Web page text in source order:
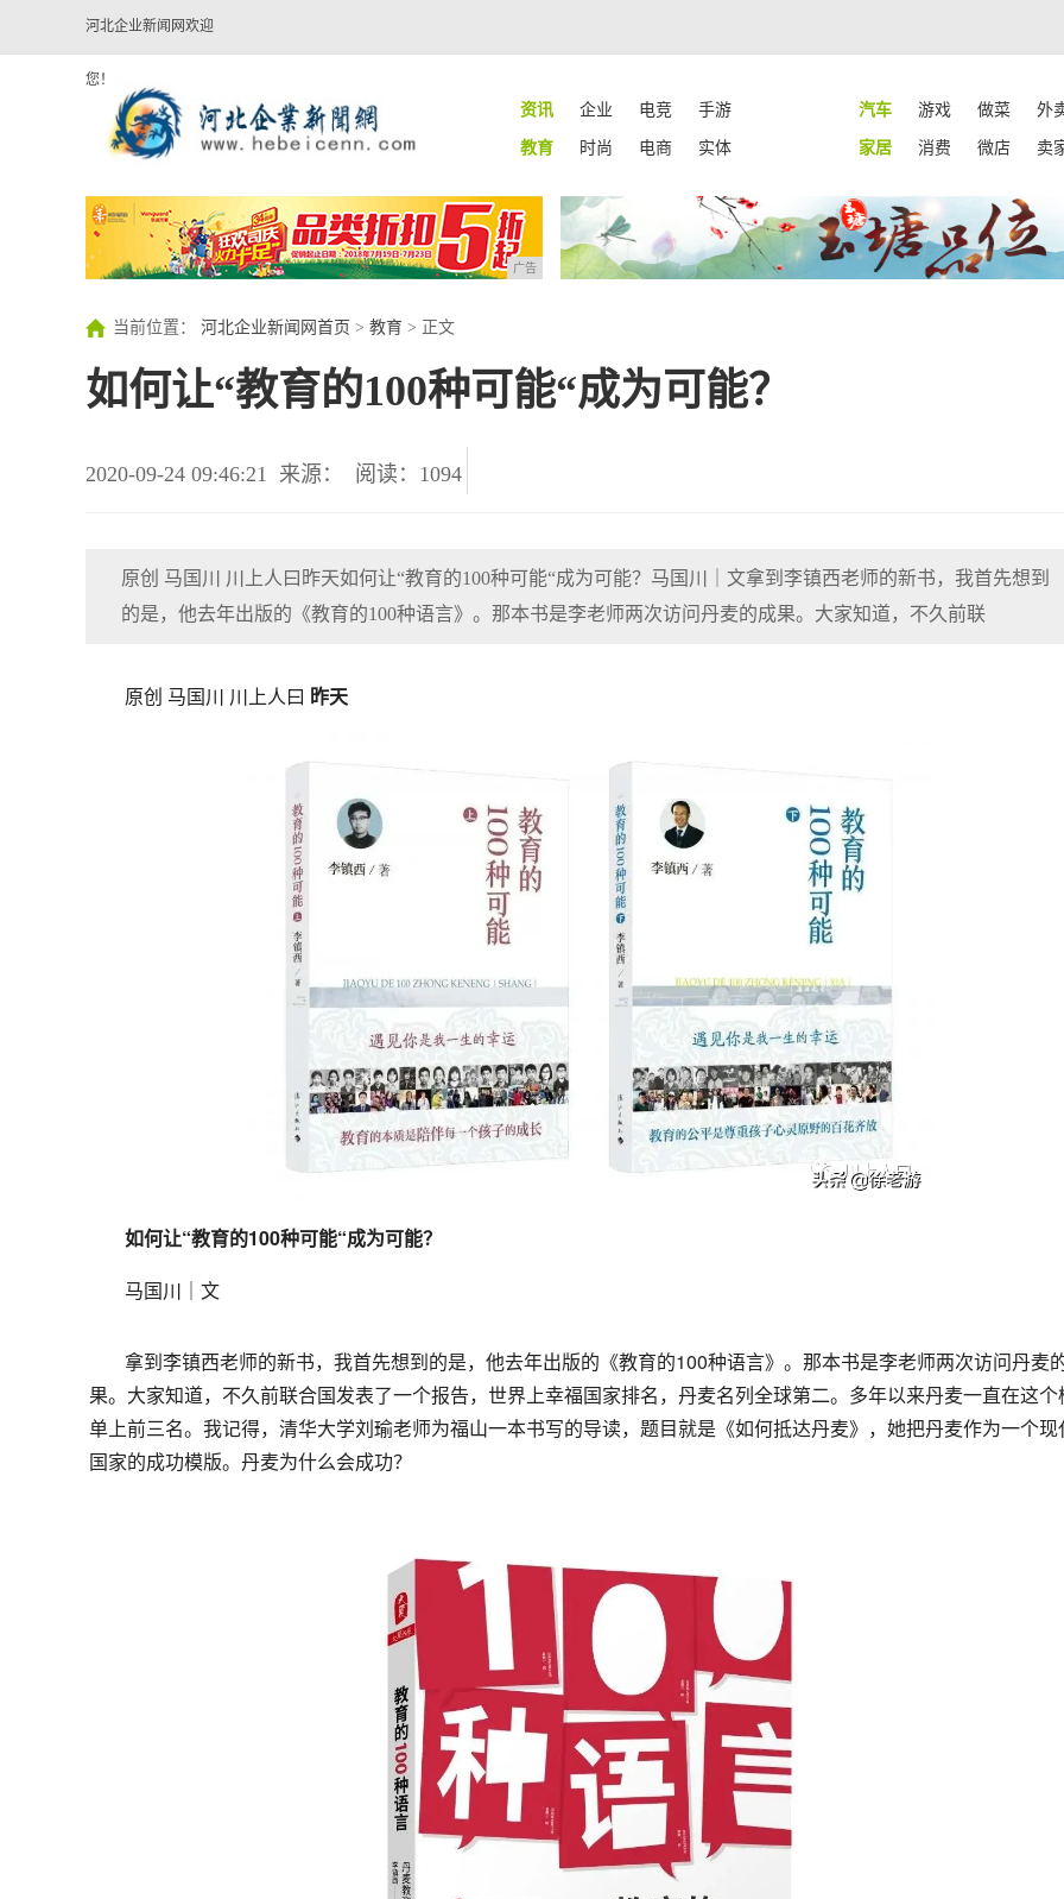
河北企业新闻网欢迎
您！
资讯 企业 电竞 手游 汽车 游戏 做菜
外
教育
时尚 电商 实体 家居 消费 微店 卖
广告
当前位置： 河北企业新闻网首页 > 教育 > 正文
如何让“教育的100种可能“成为可能？
2020-09-24 09:46:21 来源： 阅读：1094
原创 马国川 川上人曰昨天如何让“教育的100种可能“成为可能？马国川｜文拿到李镇西老师的新书，我首先想到
的是，他去年出版的《教育的100种语言》。那本书是李老师两次访问丹麦的成果。大家知道，不久前联
原创 马国川 川上人曰 昨天
如何让“教育的100种可能“成为可能？
马国川｜文
拿到李镇西老师的新书，我首先想到的是，他去年出版的《教育的100种语言》。那本书是李老师两次访问丹麦
果。大家知道，不久前联合国发表了一个报告，世界上幸福国家排名，丹麦名列全球第二。多年以来丹麦一直在这个
单上前三名。我记得，清华大学刘瑜老师为福山一本书写的导读，题目就是《如何抵达丹麦》，她把丹麦作为一个现
国家的成功模版。丹麦为什么会成功？